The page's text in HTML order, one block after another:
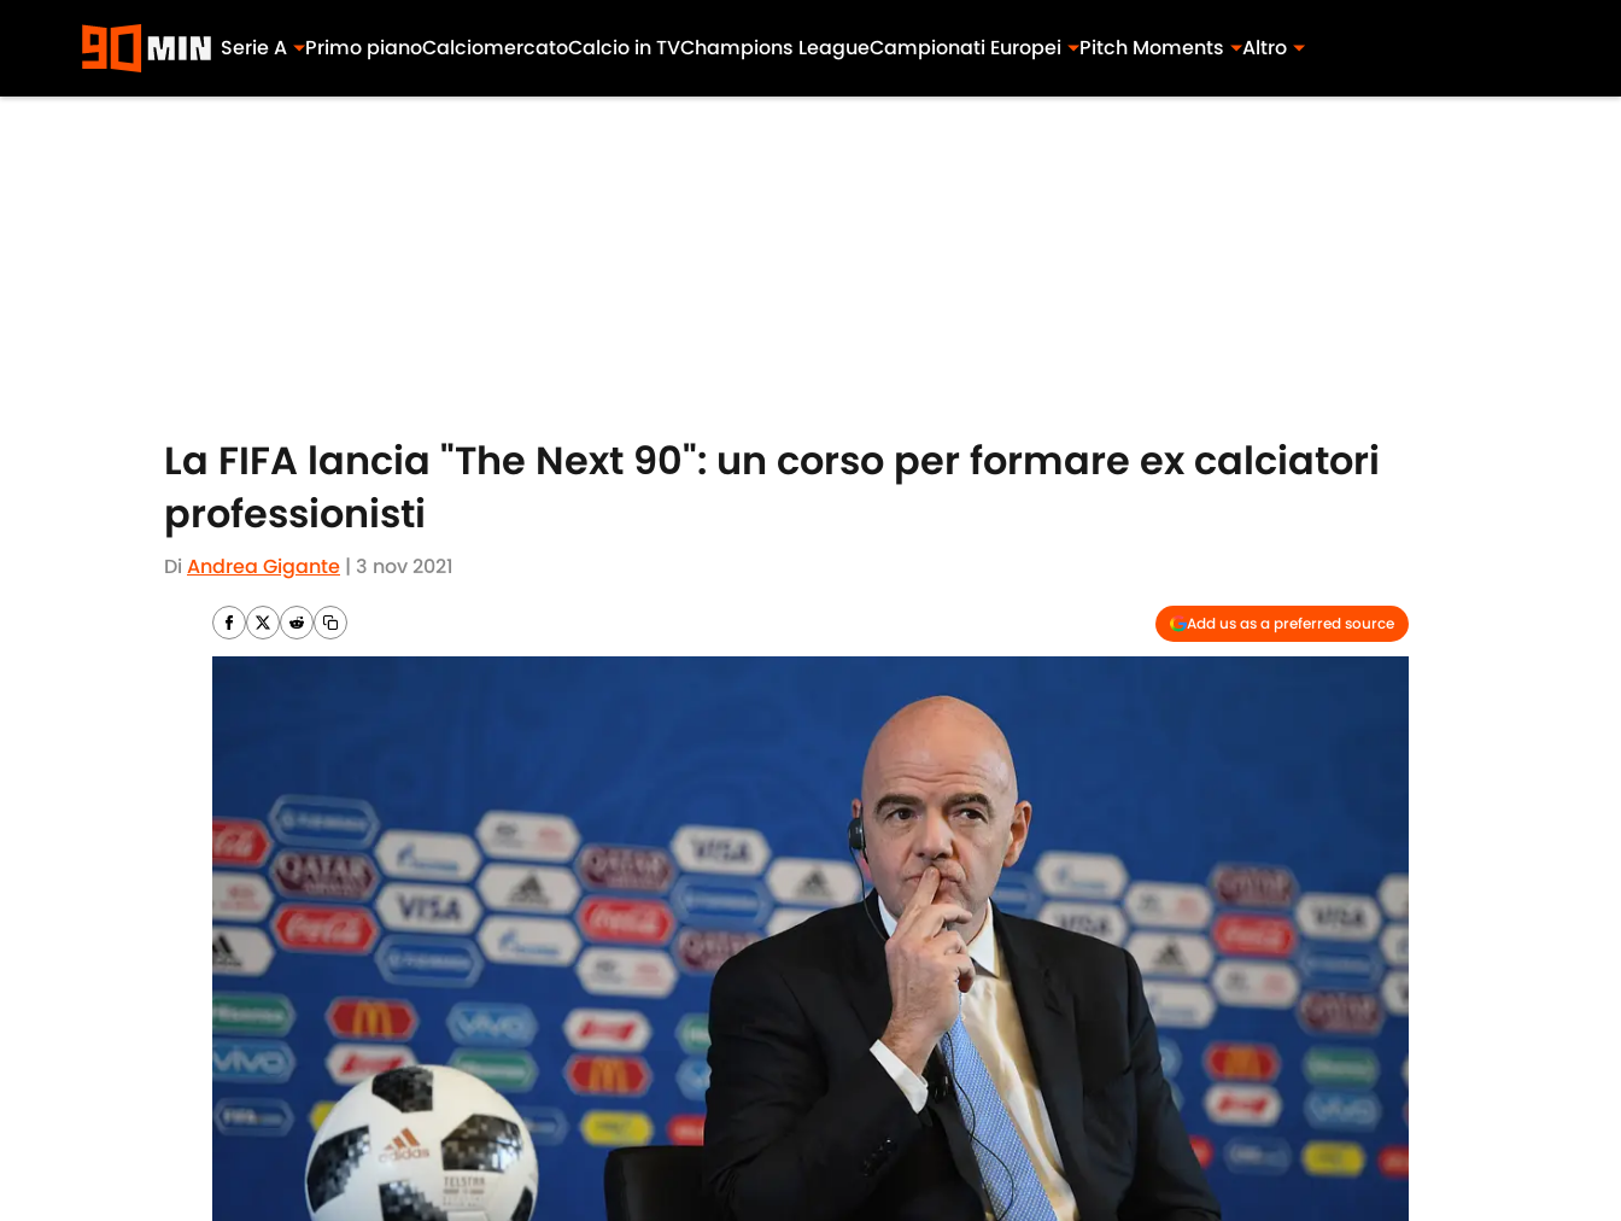
Serie A Primo pianoCalciomercatoCalcio in TVChampions LeagueCampionati Europei Pitch Moments Altro
La FIFA lancia "The Next 90": un corso per formare ex calciatori
professionisti
Di Andrea Gigante | 3 nov 2021
Add us as a preferred source